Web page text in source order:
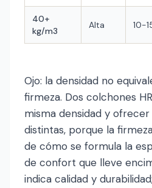
40+
kg/m3
Alta 10-
Ojo: la densidad no
firmeza. Dos colchones
misma densidad y
distintas, porque la
de cómo se formula la
de confort que lleve
indica calidad y